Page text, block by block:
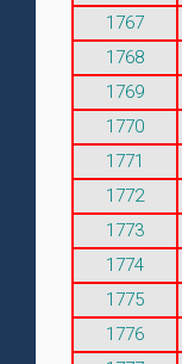
1767
1768
1769
1770
1771
1772
1773
1774
1775
1776